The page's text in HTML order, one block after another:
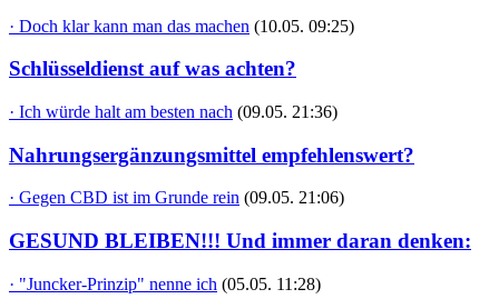
· Doch klar kann man das machen (10.05. 09:25)
Schlüsseldienst auf was achten?
· Ich würde halt am besten nach (09.05. 21:36)
Nahrungsergänzungsmittel empfehlenswert?
· Gegen CBD ist im Grunde rein (09.05. 21:06)
GESUND BLEIBEN!!! Und immer daran denken:
· "Juncker-Prinzip" nenne ich (05.05. 11:28)